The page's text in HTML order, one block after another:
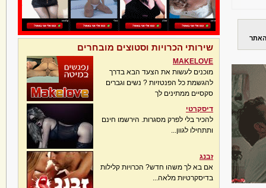
האתר
שירותי הכרויות וסטוצים מובחרים
MAKELOVE
מוכנים לעשות את הצעד הבא בדרך
להגשמת כל הפנטזיות ? נשים וגברים
סקסיים ממתינים לך
דיסקרטי
להכיר בלי לפרק מסגרות. הירשמו חינם
ותתחילו לגוון...
זבנג
אם בא לך משהו חדש? הכרויות קלילות
בדיסקרטיות מלאה...